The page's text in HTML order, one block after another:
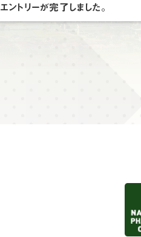
エントリーが完了しました。